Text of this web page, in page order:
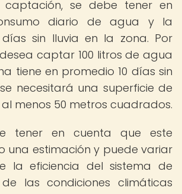
captación, se debe tener en
diario de agua y la
sin lluvia en la zona. Por
captar 100 litros de agua
tiene en promedio 10 días sin
necesitará una superficie de
menos 50 metros cuadrados.
tener en cuenta que este
una estimación y puede variar
la eficiencia del sistema de
las condiciones climáticas